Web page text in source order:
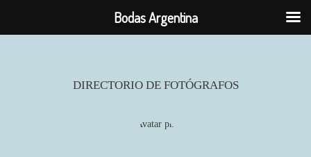
DIRECTORIO DE FOTÓGRAFOS
Bodas Argentina